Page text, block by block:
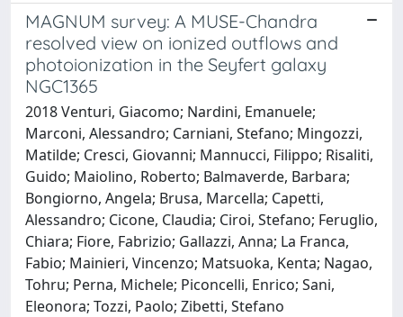
MAGNUM survey: A MUSE-Chandra
resolved view on ionized outflows and
photoionization in the Seyfert galaxy
NGC1365
2018 Venturi, Giacomo; Nardini, Emanuele;
Marconi, Alessandro; Carniani, Stefano; Mingozzi,
Matilde; Cresci, Giovanni; Mannucci, Filippo; Risaliti,
Guido; Maiolino, Roberto; Balmaverde, Barbara;
Bongiorno, Angela; Brusa, Marcella; Capetti,
Alessandro; Cicone, Claudia; Ciroi, Stefano; Feruglio,
Chiara; Fiore, Fabrizio; Gallazzi, Anna; La Franca,
Fabio; Mainieri, Vincenzo; Matsuoka, Kenta; Nagao,
Tohru; Perna, Michele; Piconcelli, Enrico; Sani,
Eleonora; Tozzi, Paolo; Zibetti, Stefano